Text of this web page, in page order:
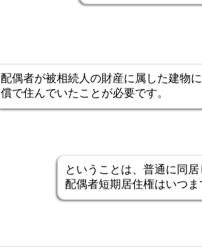
配偶者が被相続人の財産に属した建物
償で住んでいたことが必要です。
ということは、普通に同
配偶者短期居住権はいつま